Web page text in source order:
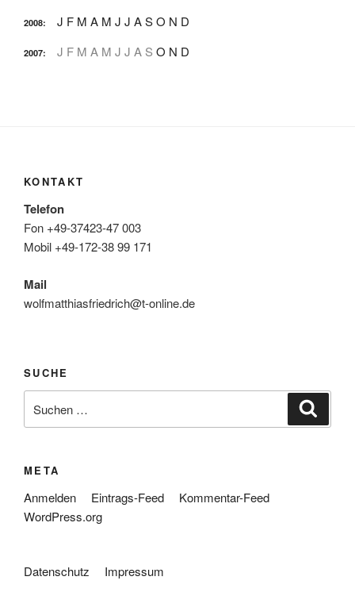
2008: J F M A M J J ASO N D
2007: J F M A M J J A S O N D
KONTAKT
Telefon
Fon +49-37423-47 003
Mobil +49-172-38 99 171
Mail
wolfmatthiasfriedrich@t-online.de
SUCHE
nach:
META
Anmelden Eintrags-Feed
Kommentar-Feed
WordPress.org
Datenschutz Impressum